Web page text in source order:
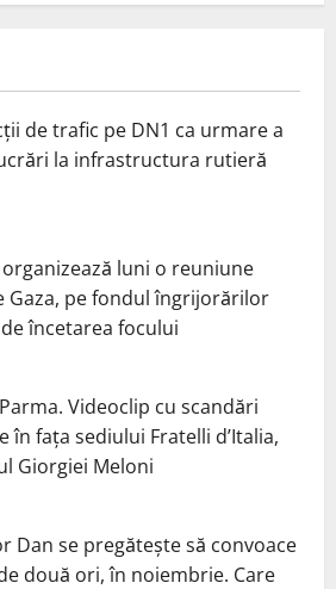
de trafic pe DN1 ca urmare a
la infrastructura rutieră
luni o reuniune
Gaza, pe fondul îngrijorărilor
încetarea focului
Videoclip cu scandări
în fața sediului Fratelli d’Italia,
Giorgiei Meloni
Dan se pregăteşte să convoace
două ori, în noiembrie. Care